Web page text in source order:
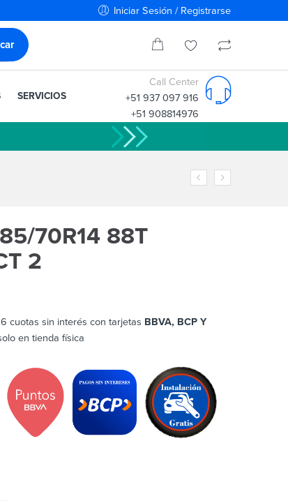
Iniciar Sesión / Registrarse
SERVICIOS
Call Center
+51 937 097 916
+51 908814976
70R14 88T
2
cuotas sin interés con tarjetas BBVA, BCP Y
en tienda física